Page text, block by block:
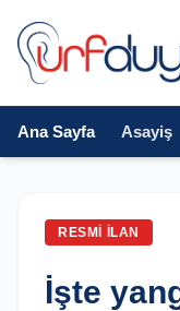
Ana Sayfa Asayiş
RESMI İLAN
İşte